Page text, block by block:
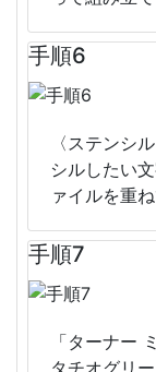
手順6
〈ステンシ
シルしたい
ァイルを重
手順7
「ターナー